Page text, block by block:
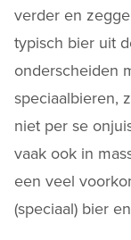
verder en
typisch bier uit
onderscheiden
speciaalbieren,
niet per se
vaak ook in
een veel
(speciaal) bier